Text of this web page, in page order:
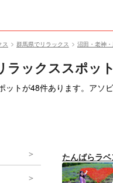
ス 群馬県でリラックス 沼田・老神
ラックススポット
ットが48件あります。アソ
たんばらラ